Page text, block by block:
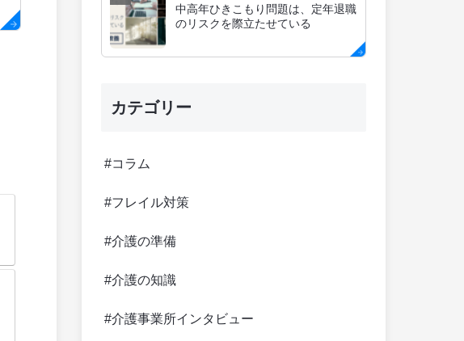
中高年ひきこもり問題は、定年退職
のリスクを際立たせている
カテゴリー
#コラム
#フレイル対策
#介護の準備
#介護の知識
#介護事業所インタビュー